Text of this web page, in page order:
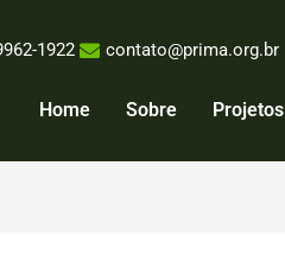
1922 contato@prima.org.br
Home Sobre Projetos